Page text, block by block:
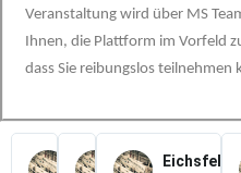
Veranstaltung wird über MS
Ihnen, die Plattform im Vorfeld
dass Sie reibungslos teilnehmen
kyfhäuser